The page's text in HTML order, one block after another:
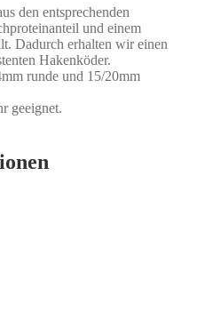
den entsprechenden
und einem
Dadurch erhalten wir einen
Hakenköder.
runde und 15/20mm
geeignet.